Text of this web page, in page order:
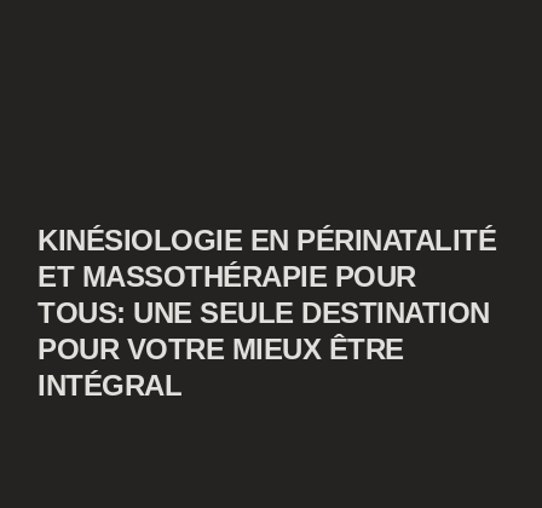
KINÉSIOLOGIE EN PÉRINATALITÉ
ET MASSOTHÉRAPIE POUR
TOUS: UNE SEULE DESTINATION
POUR VOTRE MIEUX ÊTRE
INTÉGRAL